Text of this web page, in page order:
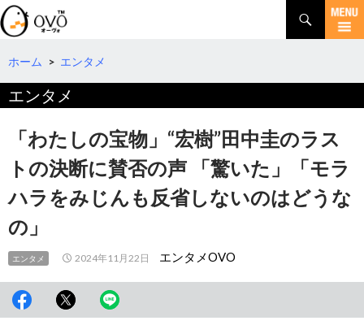
検
索
コ
テ
へ
ホーム > エンタメ
エンタメ
「わたしの宝物」“宏樹”田中圭のラス
トの決断に賛否の声 「驚いた」「モラ
ハラをみじんも反省しないのはどうな
の」
エンタメ 2024年11月22日 エンタメOVO